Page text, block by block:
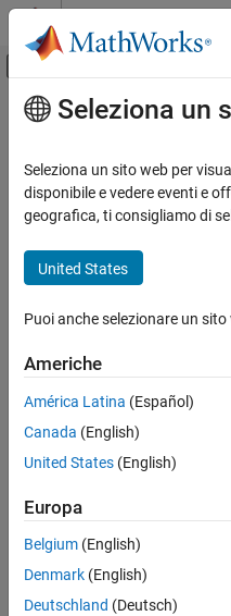
Vai al contenuto
Attiva/disattiva
Risorsa
Stato
Contenuto principale
Seleziona un
Seleziona un sito web per
disponibile e vedere eventi e
geografica, ti consigliamo di
United States
Puoi anche selezionare un
Americhe
América Latina (Español)
Canada (English)
United States (English)
Europa
Belgium (English)
Denmark (English)
Deutschland (Deutsch)
Centro di fiducia
Antipirateria
Stato